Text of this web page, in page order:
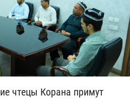
чтецы Корана примут